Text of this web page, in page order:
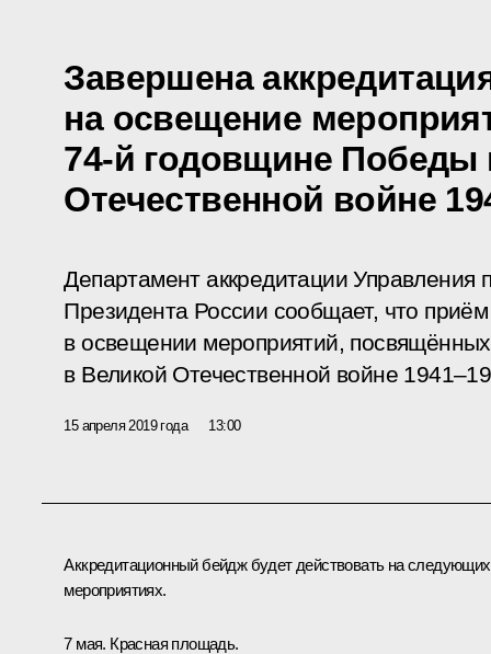
Завершена
на освещение
74-й годовщине Победы
Отечественной войне
Департамент аккредитации
Президента России сообщает, что приём
в освещении мероприятий,
в Великой Отечественной войне
15 апреля 2019 года 13:00
Аккредитационный бейдж будет действовать на следующих
мероприятиях.
7 мая. Красная площадь.